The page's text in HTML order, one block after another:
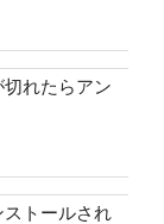
切れたらアン
ストールされ